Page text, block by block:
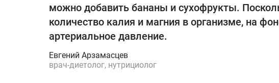
можно добавить бананы и сухофрукты.
количество калия и магния в организме, на
артериальное давление.
Евгений Арзамасцев
врач-диетолог, нутрициолог